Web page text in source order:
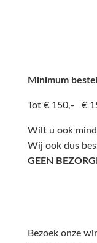
Minimum
Tot € 150,- €
Wilt u ook
Wij ook dus
GEEN
Bezoek onze